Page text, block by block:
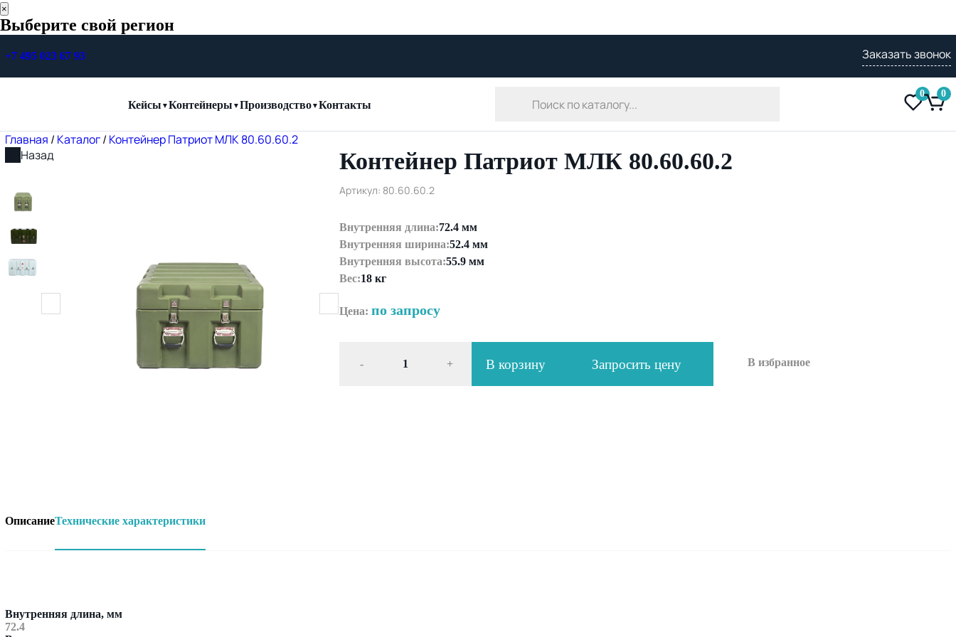
×
Выберите свой регион
+7 495 023 67 93 Заказать звонок
Кейсы Контейнеры Производство Контакты
0 0
Главная / Каталог/ Контейнер Патриот МЛК 80.60.60.2
Назад
Контейнер Патриот МЛК 80.60.60.2
Артикул: 80.60.60.2
Внутренняя длина:72.4 мм
Внутренняя ширина:52.4 мм
Внутренняя высота:55.9 мм
Вес:18 кг
Цена: по запросу
- + В корзину Запросить цену В избранное
ОписаниеТехнические характеристики
Внутренняя длина, мм
72.4